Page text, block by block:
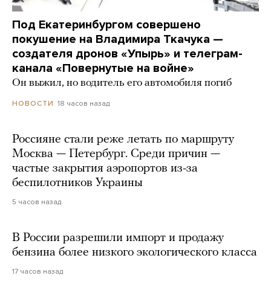
Под Екатеринбургом совершено
покушение на Владимира Ткачука —
создателя дронов «Упырь» и телеграм-
канала «Повернутые на войне»
Он выжил, но водитель его автомобиля погиб
НОВОСТИ 18 часов назад
Россияне стали реже летать по маршруту
Москва — Петербург. Среди причин —
частые закрытия аэропортов из-за
беспилотников Украины
5 часов назад
В России разрешили импорт и продажу
бензина более низкого экологического класса
17 часов назад